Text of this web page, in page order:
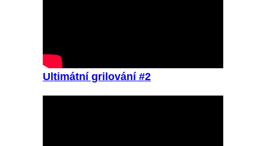
Ultimátní grilování #2